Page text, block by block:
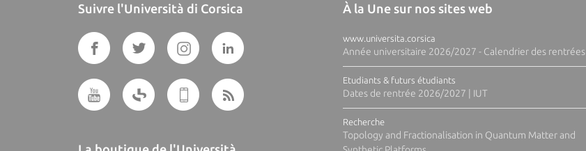
Suivre l'Università di Corsica À la Une sur nos sites web
www.universita.corsica
Année universitaire 2026/2027 - Calendrier des rentrées
Etudiants & futurs étudiants
Dates de rentrée 2026/2027 | IUT
Recherche
Topology and Fractionalisation in Quantum Matter and